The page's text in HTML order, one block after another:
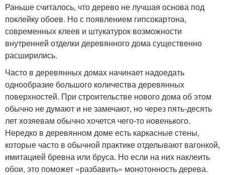
Раньше считалось, что дерево не лучшая основа под
поклейку обоев. Но с появлением гипсокартона,
современных клеев и штукатурок возможности
внутренней отделки деревянного дома существенно
расширились.
Часто в деревянных домах начинает надоедать
однообразие большого количества деревянных
поверхностей. При строительстве нового дома об этом
обычно не думают и не замечают, но через пять-десять
лет хозяевам обычно хочется чего-то новенького.
Нередко в деревянном доме есть каркасные стены,
которые часто в обычной практике отделывают вагонкой,
имитацией бревна или бруса. Но если на них наклеить
обои, это поможет «разбавить» монотонность дерева.